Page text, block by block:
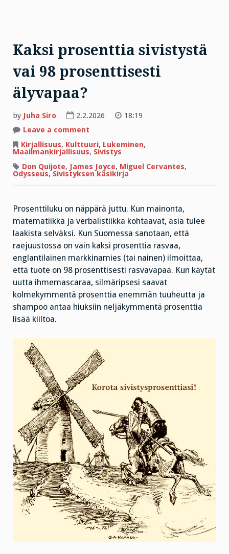
Kaksi prosenttia sivistystä
vai 98 prosenttisesti
älyvapaa?
by Juha Siro 2.2.2026
18:19
Leave a comment
prosenttia
sivistystä
vai
98
prosenttisesti
älyvapaa?
Kirjallisuus, Kulttuuri, Lukeminen,
Maailmankirjallisuus, Sivistys
Don Quijote, James Joyce, Miguel Cervantes,
Odysseus,Sivistyksen käsikirja
Prosenttiluku on näppärä juttu. Kun mainonta,
matematiikka ja verbalistiikka kohtaavat, asia tulee
laakista selväksi. Kun Suomessa sanotaan, että
raejuustossa on vain kaksi prosenttia rasvaa,
englantilainen markkinamies (tai nainen) ilmoittaa,
että tuote on 98 prosenttisesti rasvavapaa. Kun käytät
uutta ihmemascaraa, silmäripsesi saavat
kolmekymmentä prosenttia enemmän tuuheutta ja
shampoo antaa hiuksiin neljäkymmentä prosenttia
lisää kiiltoa.